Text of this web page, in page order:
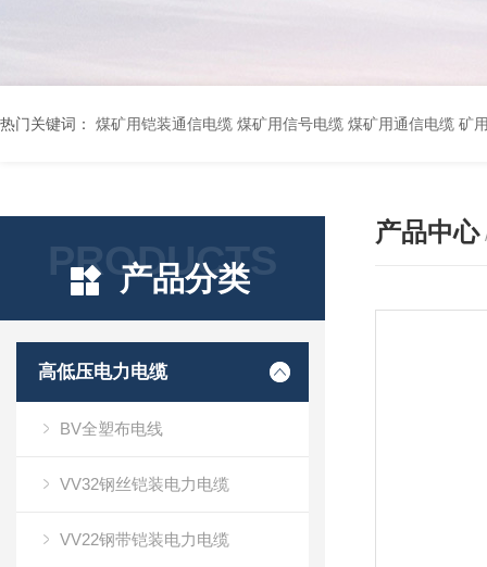
热门关键词： 煤矿用铠装通信电缆 煤矿用信号电缆 煤矿用通信电缆 矿用阻燃通信电缆 矿用监控电缆 矿用通信电缆 橡套软电缆YZ-3*1.5+1 YCW橡胶电缆3*10+1*6 船用橡套软电缆CEFR-3*2.5 煤矿用移动橡套软电缆MY3*4+1*4
PRODUCTS
产品分类
高低压电力电缆
BV全塑布电线
VV32钢丝铠装电力电缆
VV22钢带铠装电力电缆
产品中心